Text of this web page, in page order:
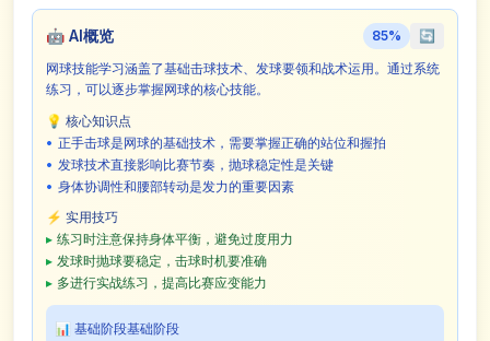
🤖 AI概览 85%
🔄
网球技能学习涵盖了基础击球技术、发球要领和战术运用。通过系统
练习，可以逐步掌握网球的核心技能。
💡 核心知识点
• 正手击球是网球的基础技术，需要掌握正确的站位和握拍
• 发球技术直接影响比赛节奏，抛球稳定性是关键
• 身体协调性和腰部转动是发力的重要因素
⚡ 实用技巧
▸ 练习时注意保持身体平衡，避免过度用力
▸ 发球时抛球要稳定，击球时机要准确
▸ 多进行实战练习，提高比赛应变能力
📊 基础阶段基础阶段